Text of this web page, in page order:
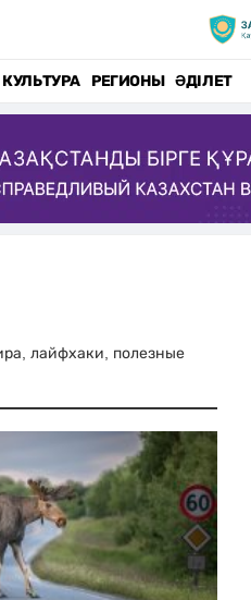
КУЛЬТУРА РЕГИОНЫ ӘДІЛЕТ
лайфхаки, полезные